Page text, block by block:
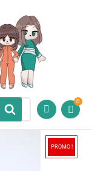
0
PROMO !